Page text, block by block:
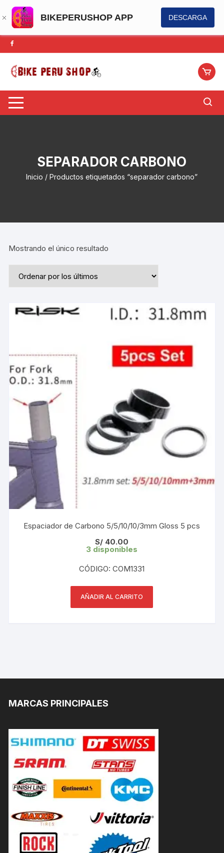
BIKEPERUSHOP APP DESCARGA
Saltar
al
contenido
SEPARADOR CARBONO
Inicio / Productos etiquetados “separador carbono”
Mostrando el único resultado
Espaciador de Carbono 5/5/10/10/3mm Gloss 5 pcs
S/ 40.00
3 disponibles
CÓDIGO: COM1331
AÑADIR AL CARRITO
MARCAS PRINCIPALES